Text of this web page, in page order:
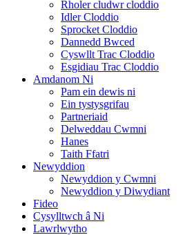
Rholer cludwr cloddio
Idler Cloddio
Sprocket Cloddio
Dannedd Bwced
Cyswllt Trac Cloddio
Esgidiau Trac Cloddio
Amdanom Ni
Pam ein dewis ni
Ein tystysgrifau
Partneriaid
Delweddau Cwmni
Hanes
Taith Ffatri
Newyddion
Newyddion y Cwmni
Newyddion y Diwydiant
Fideo
Cysylltwch â Ni
Lawrlwytho